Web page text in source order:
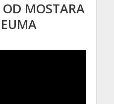
MOSTARA